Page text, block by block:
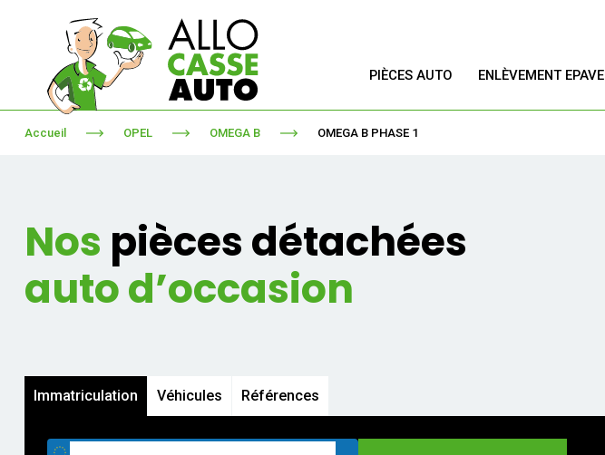
PIÈCES AUTO ENLÈVEMENT EPAVE
Accueil OPEL OMEGA B OMEGA B PHASE 1
Nos pièces détachées
auto d’occasion
Immatriculation Véhicules Références